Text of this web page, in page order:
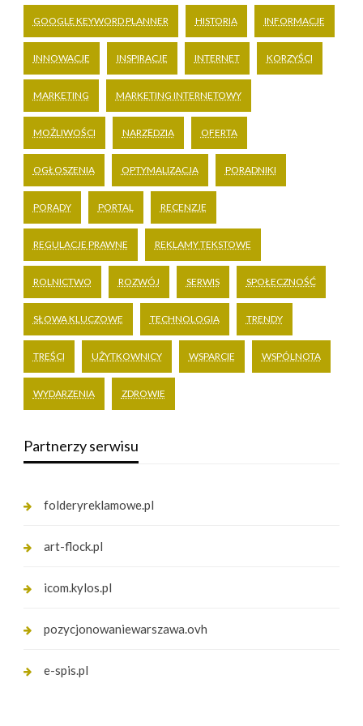
GOOGLE KEYWORD PLANNER HISTORIA INFORMACJE
INNOWACJE INSPIRACJE INTERNET KORZYŚCI
MARKETING MARKETING INTERNETOWY
MOŻLIWOŚCI NARZĘDZIA OFERTA
OGŁOSZENIA OPTYMALIZACJA PORADNIKI
PORADY PORTAL RECENZJE
REGULACJE PRAWNE REKLAMY TEKSTOWE
ROLNICTWO ROZWÓJ SERWIS SPOŁECZNOŚĆ
SŁOWA KLUCZOWE TECHNOLOGIA TRENDY
TREŚCI UŻYTKOWNICY WSPARCIE WSPÓLNOTA
WYDARZENIA ZDROWIE
Partnerzy serwisu
folderyreklamowe.pl
art-flock.pl
icom.kylos.pl
pozycjonowaniewarszawa.ovh
e-spis.pl